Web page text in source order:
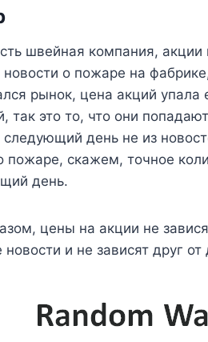
швейная компания, акции
новости о пожаре на
рынок, цена акций
так это то, что они
день не из
пожаре, скажем, точное
день.
цены на акции не
и не зависят друг от